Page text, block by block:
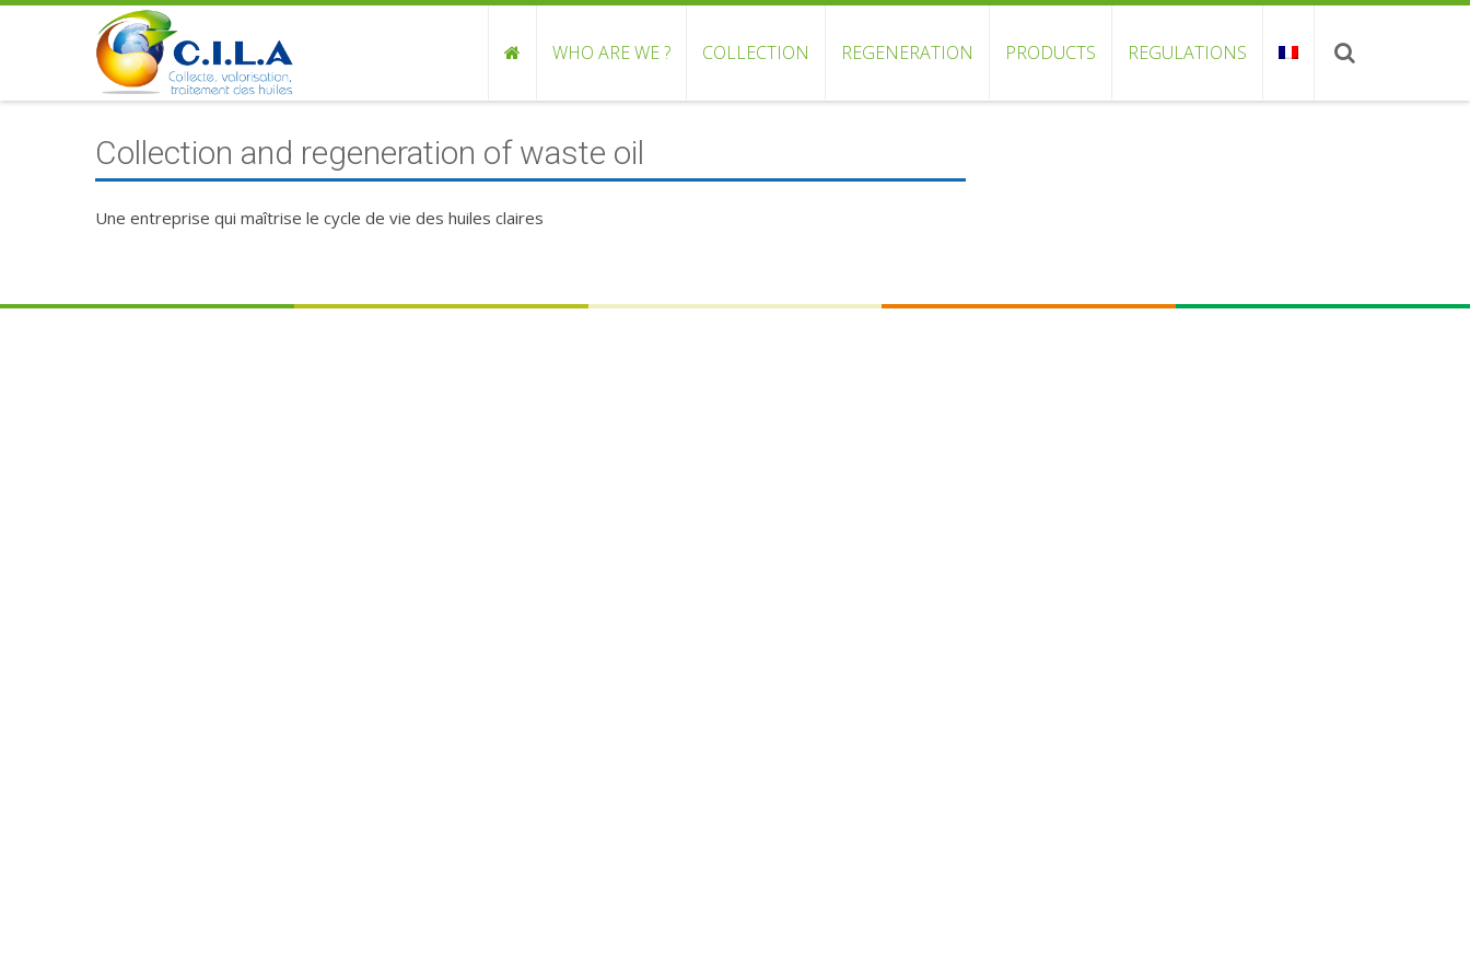
WHO ARE WE ? COLLECTION REGENERATION PRODUCTS REGULATIONS
Collection and regeneration of waste oil
Une entreprise qui maîtrise le cycle de vie des huiles claires